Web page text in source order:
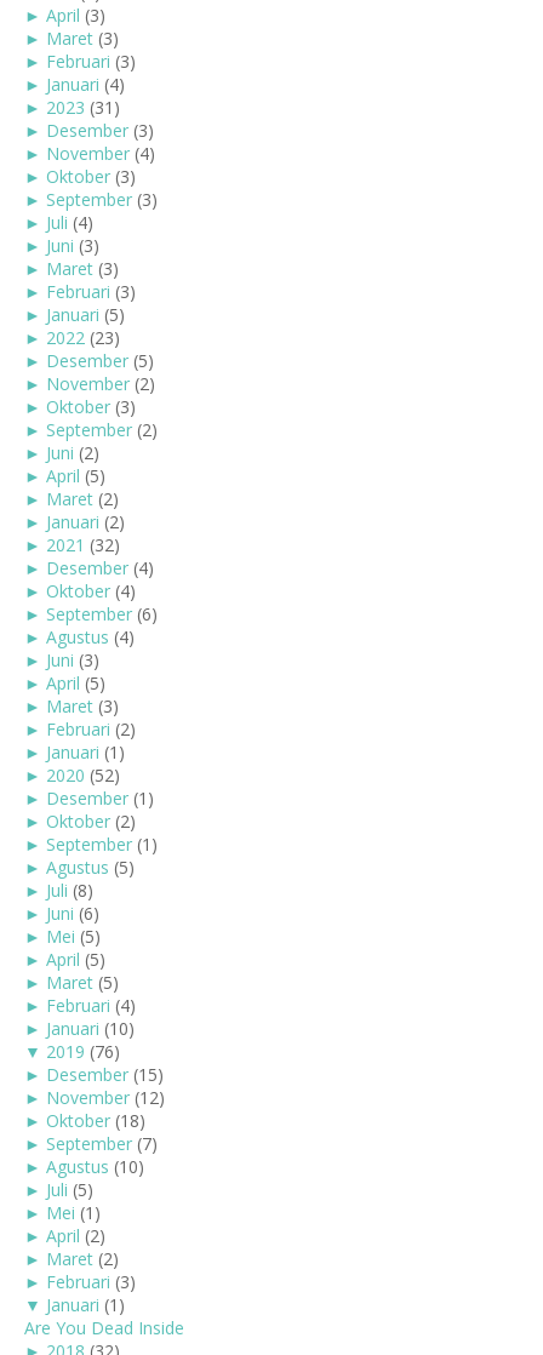
► April (3)
► Maret (3)
► Februari (3)
► Januari (4)
► 2023 (31)
► Desember (3)
► November (4)
► Oktober (3)
► September (3)
► Juli (4)
► Juni (3)
► Maret (3)
► Februari (3)
► Januari (5)
► 2022 (23)
► Desember (5)
► November (2)
► Oktober (3)
► September (2)
► Juni (2)
► April (5)
► Maret (2)
► Januari (2)
► 2021 (32)
► Desember (4)
► Oktober (4)
► September (6)
► Agustus (4)
► Juni (3)
► April (5)
► Maret (3)
► Februari (2)
► Januari (1)
► 2020 (52)
► Desember (1)
► Oktober (2)
► September (1)
► Agustus (5)
► Juli (8)
► Juni (6)
► Mei (5)
► April (5)
► Maret (5)
► Februari (4)
► Januari (10)
▼ 2019 (76)
► Desember (15)
► November (12)
► Oktober (18)
► September (7)
► Agustus (10)
► Juli (5)
► Mei (1)
► April (2)
► Maret (2)
► Februari (3)
▼ Januari (1)
Are You Dead Inside
► 2018 (32)